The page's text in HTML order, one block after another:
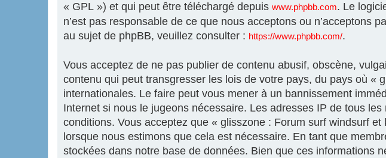
« GPL ») et qui peut être téléchargé depuis www.phpbb.com. Le
n’est pas responsable de ce que nous acceptons ou n’acceptons
au sujet de phpBB, veuillez consulter : https://www.phpbb.com/.
Vous acceptez de ne pas publier de contenu abusif, obscène,
contenu qui peut transgresser les lois de votre pays, du pays où
internationales. Le faire peut vous mener à un bannissement
Internet si nous le jugeons nécessaire. Les adresses IP de tous
conditions. Vous acceptez que « glisszone : Forum surf windsurf
lorsque nous estimons que cela est nécessaire. En tant que
stockées dans notre base de données. Bien que ces informations